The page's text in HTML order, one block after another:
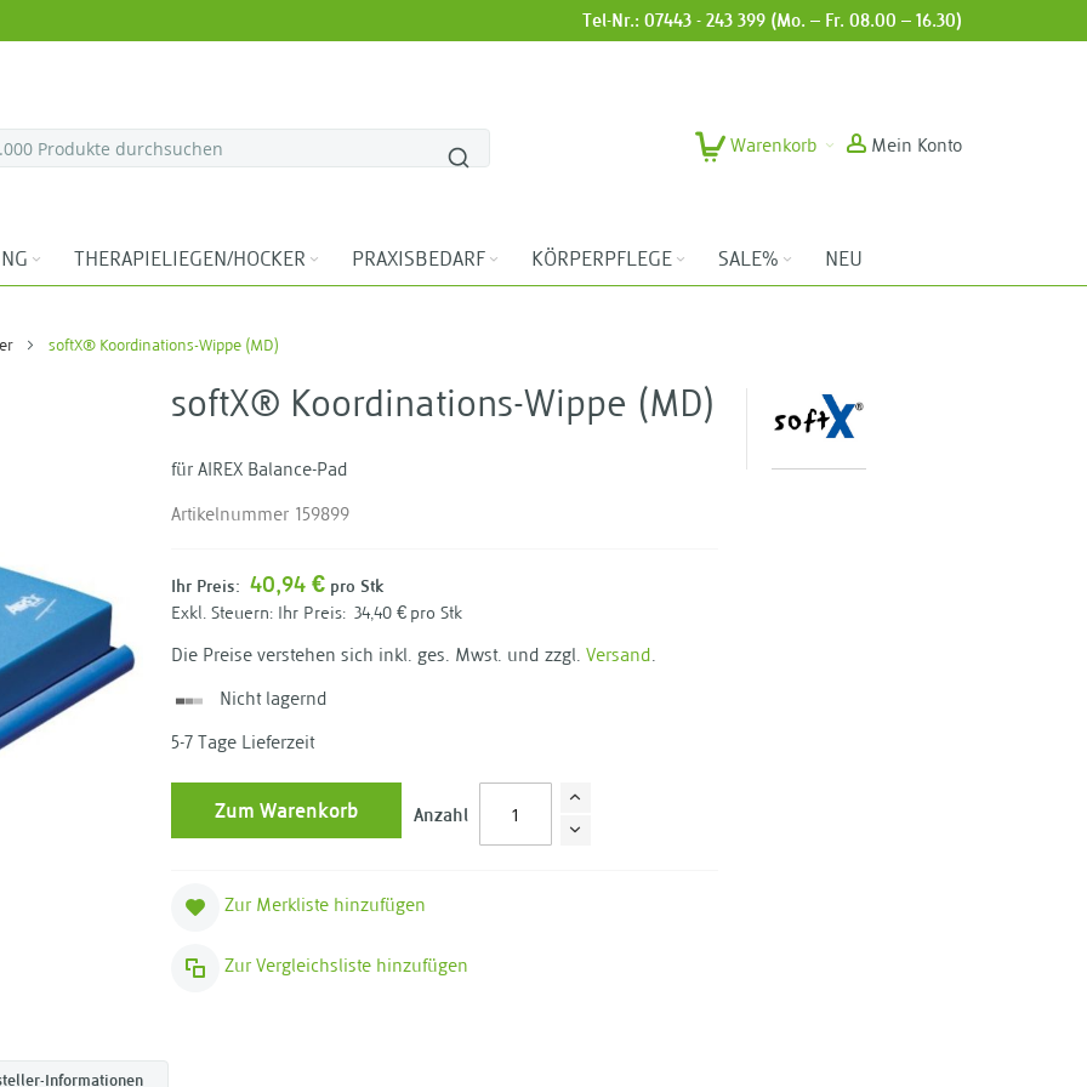
Tel-Nr.: 07443 - 243 399 (Mo. – Fr. 08.00 – 16.30)
Mein Konto
Warenkorb
THERAPIELIEGEN/HOCKER PRAXISBEDARF KÖRPERPFLEGE SALE% NEU
softX® Koordinations-Wippe (MD)
softX® Koordinations-Wippe (MD)
für AIREX Balance-Pad
Artikelnummer 159899
Ihr Preis: 40,94 € pro Stk
Ihr Preis: 34,40 € pro Stk
Die Preise verstehen sich inkl. ges. Mwst. und zzgl. Versand.
Nicht lagernd
5-7 Tage Lieferzeit
Anzahl
Zum Warenkorb
Zur Merkliste hinzufügen
Zur Vergleichsliste hinzufügen
Informationen